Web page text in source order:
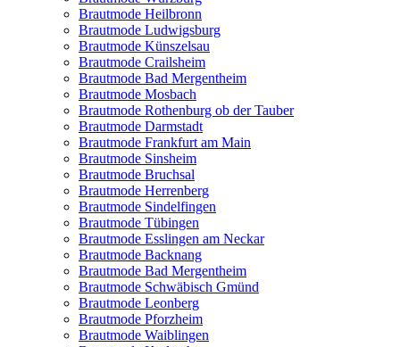
Brautmode Heilbronn
Brautmode Ludwigsburg
Brautmode Künszelsau
Brautmode Crailsheim
Brautmode Bad Mergentheim
Brautmode Mosbach
Brautmode Rothenburg ob der Tauber
Brautmode Darmstadt
Brautmode Frankfurt am Main
Brautmode Sinsheim
Brautmode Bruchsal
Brautmode Herrenberg
Brautmode Sindelfingen
Brautmode Tübingen
Brautmode Esslingen am Neckar
Brautmode Backnang
Brautmode Bad Mergentheim
Brautmode Schwäbisch Gmünd
Brautmode Leonberg
Brautmode Pforzheim
Brautmode Waiblingen